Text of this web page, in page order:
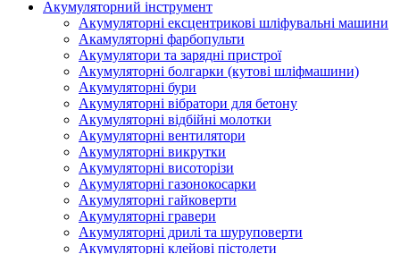
Акумуляторний інструмент
Акумуляторні ексцентрикові шліфувальні машини
Акамуляторні фарбопульти
Акумулятори та зарядні пристрої
Акумуляторні болгарки (кутові шліфмашини)
Акумуляторні бури
Акумуляторні вібратори для бетону
Акумуляторні відбійні молотки
Акумуляторні вентилятори
Акумуляторні викрутки
Акумуляторні висоторізи
Акумуляторні газонокосарки
Акумуляторні гайковерти
Акумуляторні гравери
Акумуляторні дрилі та шуруповерти
Акумуляторні клейові пістолети